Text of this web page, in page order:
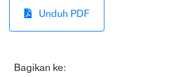
Unduh PDF
Bagikan ke: